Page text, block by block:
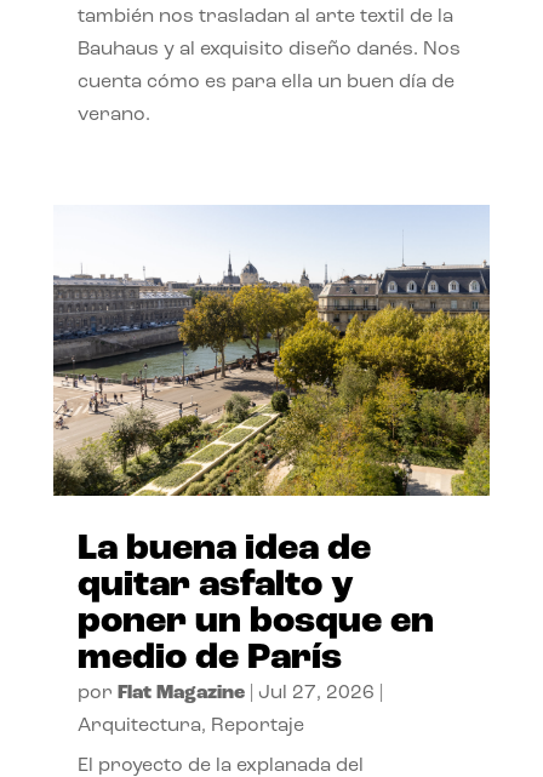
también nos trasladan al arte textil de la
Bauhaus y al exquisito diseño danés. Nos
cuenta cómo es para ella un buen día de
verano.
La buena idea de
quitar asfalto y
poner un bosque en
medio de París
por Flat Magazine| Jul 27, 2026
Arquitectura, Reportaje
El proyecto de la explanada del